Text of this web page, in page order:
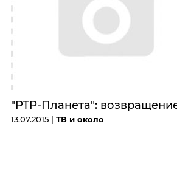
"РТР-Планета":
13.07.2015 | ТВ и около